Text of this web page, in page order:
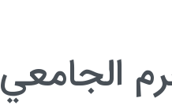
الجامعي